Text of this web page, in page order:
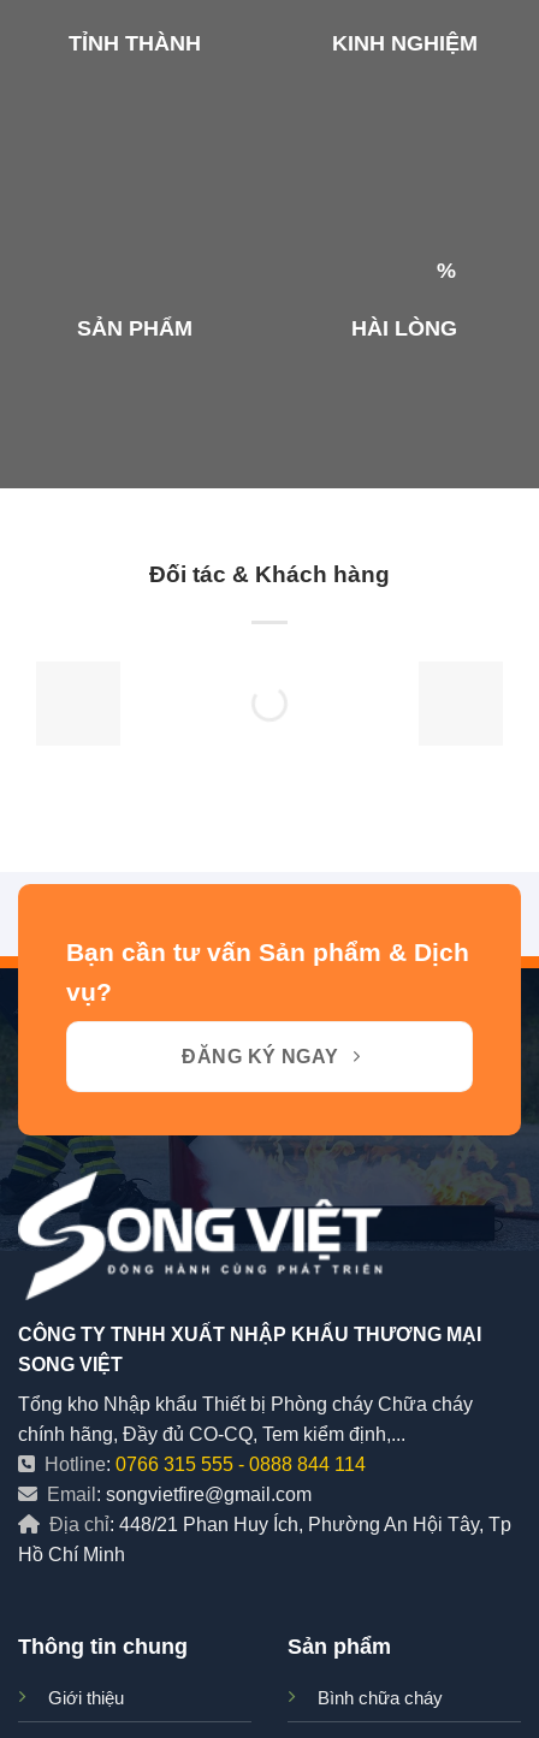
TỈNH THÀNH KINH NGHIỆM
SẢN PHẨM
%
HÀI LÒNG
Đối tác & Khách hàng
Bạn cần tư vấn Sản phẩm & Dịch
vụ?
ĐĂNG KÝ NGAY
CÔNG TY TNHH XUẤT NHẬP KHẨU THƯƠNG MẠI
SONG VIỆT
Tổng kho Nhập khẩu Thiết bị Phòng cháy Chữa cháy
chính hãng, Đầy đủ CO-CQ, Tem kiểm định,...
Hotline: 0766 315 555 - 0888 844 114
Email : songvietfire@gmail.com
Địa chỉ: 448/21 Phan Huy Ích, Phường An Hội Tây, Tp
Hồ Chí Minh
Thông tin chung
Giới thiệu
Sản phẩm
Bình chữa cháy